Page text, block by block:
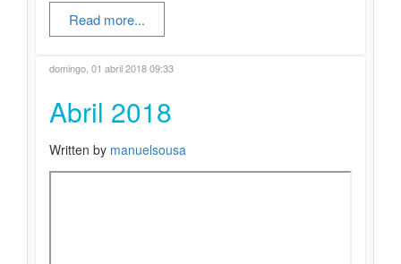
Read more...
domingo, 01 abril 2018 09:33
Abril 2018
Written by manuelsousa